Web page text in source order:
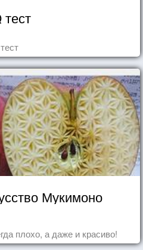
тест
тест
Мукимоно
плохо, а даже и красиво!